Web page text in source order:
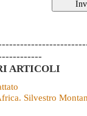
ARTICOLI
Silvestro